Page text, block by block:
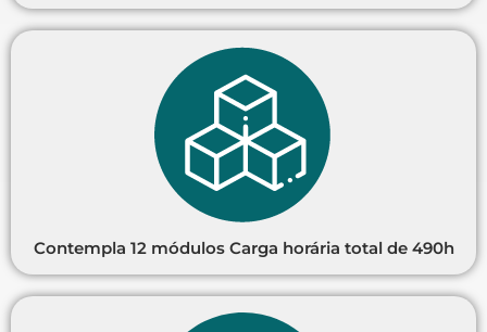
Contempla 12 módulos Carga horária total de 490h